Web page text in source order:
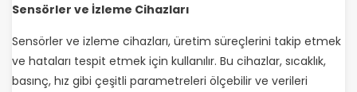
Sensörler ve İzleme Cihazları
Sensörler ve izleme cihazları, üretim süreçlerini takip etmek
ve hataları tespit etmek için kullanılır. Bu cihazlar, sıcaklık,
basınç, hız gibi çeşitli parametreleri ölçebilir ve verileri